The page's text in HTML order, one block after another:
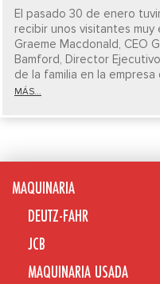
El pasado 30 de enero
recibir unos visitantes muy
Graeme Macdonald, CEO
Bamford, Director
de la familia en la
MÁS...
MAQUINARIA
DEUTZ-FAHR
JCB
MAQUINARIA USADA